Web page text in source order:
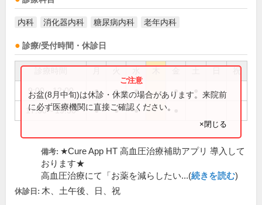
内科 消化器内科 糖尿病内科 老年内科
診療/受付時間・休診日
祝
9:00～12:00 ● ● ● ●
17:30～19:30 ● ● ●
お盆(8月中旬)は休診・休業の場合があります。来院前
に必ず医療機関に直接ご確認ください。
×閉じる
備考: ★Cure App HT 高血圧治療補助アプリ 導入して
おります★
高血圧治療にて「お薬を減らしたい...(続きを読む)
休診日: 木、土午後、日、祝